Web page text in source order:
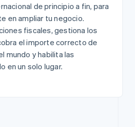
de los
viajes y
de
y
de lucro
de
de código
de la API
con ventas
en socio
de principio a fin, para
en ampliar tu negocio.
fiscales, gestiona los
el importe correcto de
mundo y habilita las
en un solo lugar.